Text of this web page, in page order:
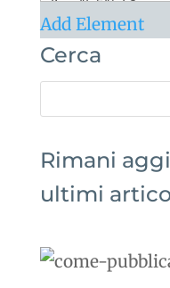
Add Element
Cerca
Rimani
ultimi